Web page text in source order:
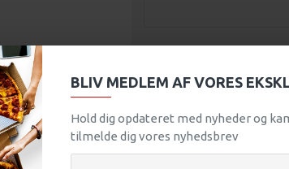
BLIV MEDLEM AF VORES
Hold dig opdateret med nyheder og
tilmelde dig vores nyhedsbrev
MERE FRA ORDRUP PIZZA